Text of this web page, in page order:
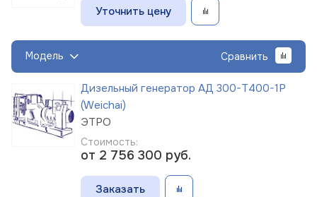
Уточнить цену
Модель Сравнить
Дизельный генератор АД 300-Т400-1Р
(Weichai)
ЭТРО
Стоимость:
от 2 756 300 руб.
Заказать